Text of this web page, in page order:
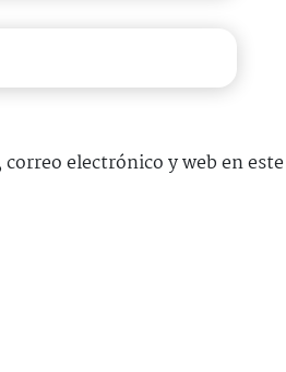
electrónico y web en